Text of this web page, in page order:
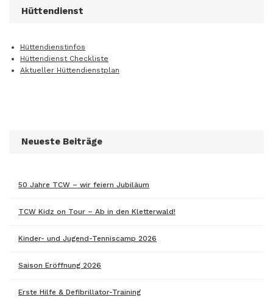
Hüttendienst
Hüttendienstinfos
Hüttendienst Checkliste
Aktueller Hüttendienstplan
Neueste Beiträge
50 Jahre TCW – wir feiern Jubiläum
TCW Kidz on Tour – Ab in den Kletterwald!
Kinder- und Jugend-Tenniscamp 2026
Saison Eröffnung 2026
Erste Hilfe & Defibrillator-Training